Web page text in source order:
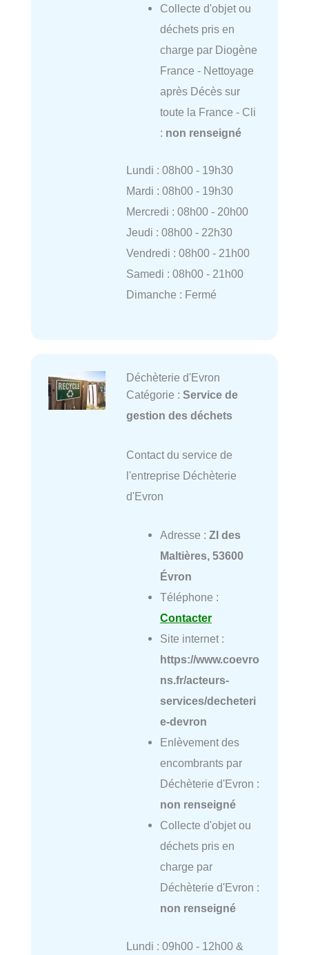
Collecte d'objet ou
déchets pris en
charge par Diogène
France - Nettoyage
après Décès sur
toute la France - Cli
: non renseigné
Lundi : 08h00 - 19h30
Mardi : 08h00 - 19h30
Mercredi : 08h00 - 20h00
Jeudi : 08h00 - 22h30
Vendredi : 08h00 - 21h00
Samedi : 08h00 - 21h00
Dimanche : Fermé
Déchèterie d'Evron
Catégorie : Service de
gestion des déchets
Contact du service de
l'entreprise Déchèterie
d'Evron
Adresse : ZI des
Maltières, 53600
Évron
Téléphone :
Contacter
Site internet :
https://www.coevro
ns.fr/acteurs-
services/decheteri
e-devron
Enlèvement des
encombrants par
Déchèterie d'Evron :
non renseigné
Collecte d'objet ou
déchets pris en
charge par
Déchèterie d'Evron :
non renseigné
Lundi : 09h00 - 12h00 &